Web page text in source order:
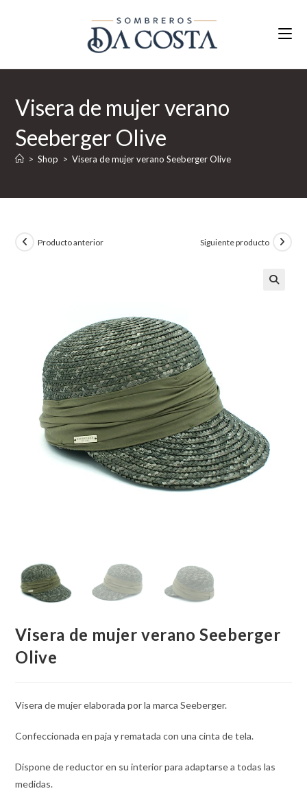
Visera de mujer verano
Seeberger Olive
> Shop > Visera de mujer verano Seeberger Olive
Producto anterior Siguiente producto
Visera de mujer verano Seeberger
Olive
Visera de mujer elaborada por la marca Seeberger.
Confeccionada en paja y rematada con una cinta de tela.
Dispone de reductor en su interior para adaptarse a todas las
medidas.